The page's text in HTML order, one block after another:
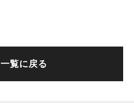
一覧に戻る